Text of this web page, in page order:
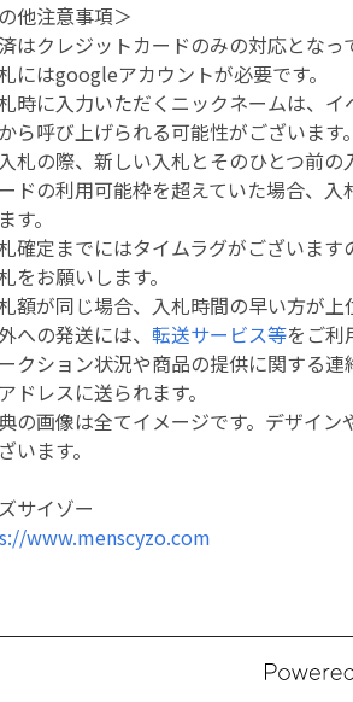
他注意事項＞
はクレジットカードのみの対応となっ
にはgoogleアカウントが必要です。
時に入力いただくニックネームは、
ら呼び上げられる可能性がございます。
札の際、新しい入札とそのひとつ前
ドの利用可能枠を超えていた場合、
す。
確定までにはタイムラグがございま
をお願いします。
額が同じ場合、入札時間の早い方が上
への発送には、 転送サービス等をご利
クション状況や商品の提供に関する
ドレスに送られます。
の画像は全てイメージです。デザイ
います。
サイゾー
www.menscyzo.com